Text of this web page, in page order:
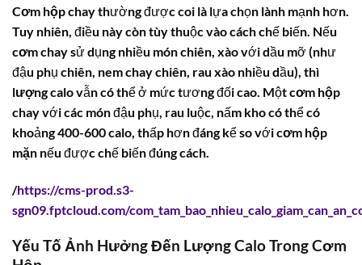
Cơm hộp chaythường được coi là lựa chọn lành mạnh hơn.
Tuy nhiên, điều này còn tùy thuộc vào cách chế biến. Nếu
cơm chaysử dụng nhiều món chiên, xào với dầu mỡ (như
đậu phụ chiên, nem chay chiên, rau xào nhiều dầu), thì
lượng calovẫn có thể ở mức tương đối cao. Mộtcơm hộp
chayvới các món đậu phụ, rau luộc, nấm kho có thể có
khoảng 400-600 calo, thấp hơn đáng kể so vớicơm hộp
mặn nếu được chế biến đúng cách.
/https://cms-prod.s3-
sgn09.fptcloud.com/
Yếu Tố Ảnh Hưởng Đến Lượng Calo Trong Cơm